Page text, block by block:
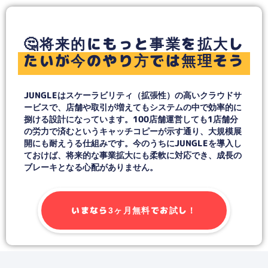
🤔将来的にもっと事業を拡大し
たいが今のやり方では無理そう
JUNGLEはスケーラビリティ（拡張性）の高いクラウドサ
ービスで、店舗や取引が増えてもシステムの中で効率的に
捌ける設計になっています。100店舗運営しても1店舗分
の労力で済むというキャッチコピーが示す通り、大規模展
開にも耐えうる仕組みです。今のうちにJUNGLEを導入し
ておけば、将来的な事業拡大にも柔軟に対応でき、成長の
ブレーキとなる心配がありません。
いまなら3ヶ月無料でお試し！